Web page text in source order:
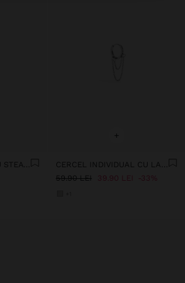
CERCEL TIP CERC CU STEA - OȚEL INOXIDABIL
+
CERCEL INDIVIDUAL CU LANȚURI ȘI CRISTALE DIN OȚEL INOXIDABIL
59.90 LEI
39.90 LEI 33%